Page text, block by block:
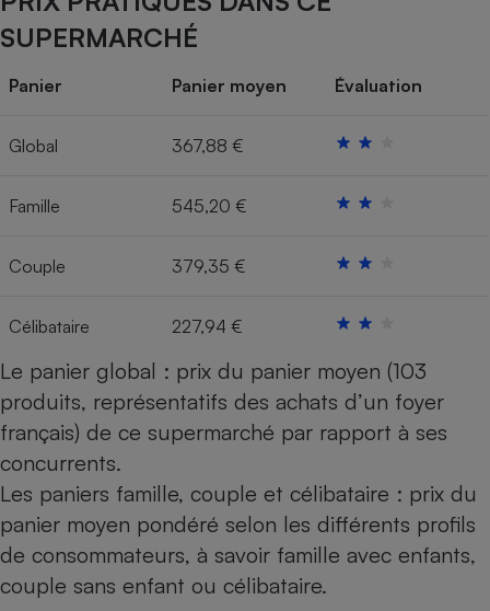
SUPERMARCHÉ
Panier Panier moyen Évaluation
Global 367,88 €
Famille 545,20 €
Couple 379,35 €
Célibataire 227,94 €
Le panier global : prix du panier moyen (103
produits, représentatifs des achats d’un foyer
français) de ce supermarché par rapport à ses
concurrents.
Les paniers famille, couple et célibataire : prix du
panier moyen pondéré selon les différents profils
de consommateurs, à savoir famille avec enfants,
couple sans enfant ou célibataire.